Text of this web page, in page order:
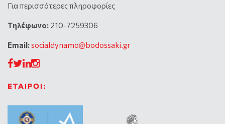
Για περισσότερες πληροφορίες
Tηλέφωνο: 210-7259306
Email:socialdynamo@bodossaki.gr
ΕΤΑΙΡΟΙ: